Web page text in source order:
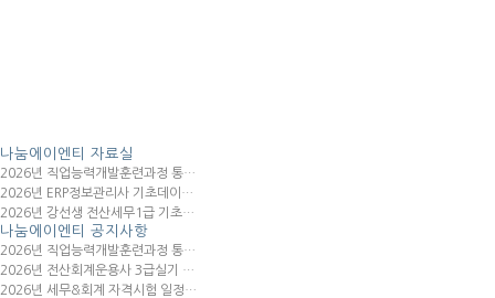
나눔에이엔티 자료실
2026년 직업능력개발훈련과정 통…
2026년 ERP정보관리사 기초데이…
2026년 강선생 전산세무1급 기초…
나눔에이엔티 공지사항
2026년 직업능력개발훈련과정 통…
2026년 전산회계운용사 3급실기 …
2026년 세무&회계 자격시험 일정…